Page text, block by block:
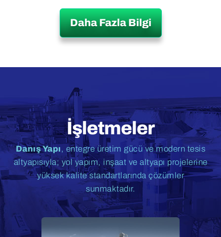
Daha Fazla Bilgi
İşletmeler
Danış Yapı, entegre üretim gücü ve modern tesis
altyapısıyla; yol yapım, inşaat ve altyapı projelerine
yüksek kalite standartlarında çözümler
sunmaktadır.